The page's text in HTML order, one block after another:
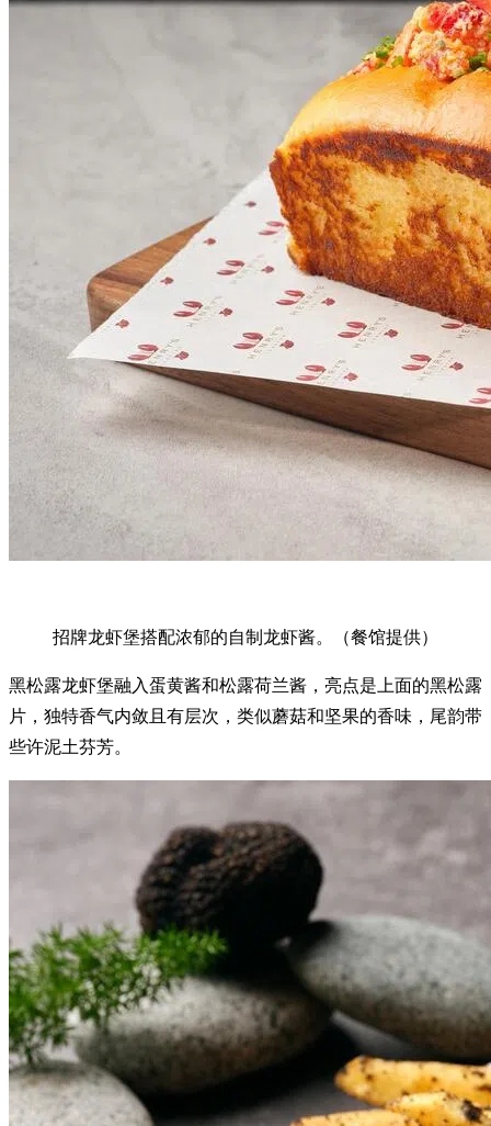
招牌龙虾堡搭配浓郁的自制龙虾酱。（餐馆提供）
黑松露龙虾堡融入蛋黄酱和松露荷兰酱，亮点是上面的黑松露
片，独特香气内敛且有层次，类似蘑菇和坚果的香味，尾韵带
些许泥土芬芳。